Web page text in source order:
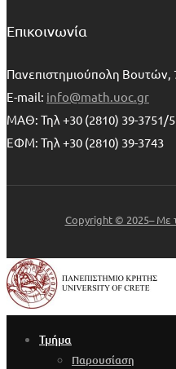
Επικοινωνία
Πανεπιστημιούπολη Βουτών,
E-mail: info@math.uoc.gr
ΜΑΘ: Τηλ +30 (2810) 39-3751/
ΕΦΜ: Τηλ +30 (2810) 39-3743
Copyright © 2025– Με
Τμήμα
Παρουσίαση